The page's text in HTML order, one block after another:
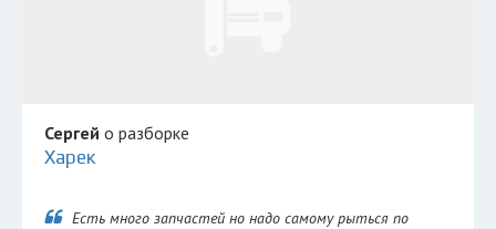
Сергей о разборке
Харек
Есть много запчастей но надо самому рыться по